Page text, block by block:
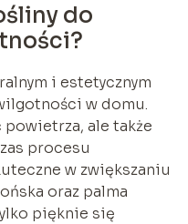
do
i estetycznym
w domu.
ale także
procesu
w zwiększaniu
oraz palma
pięknie się